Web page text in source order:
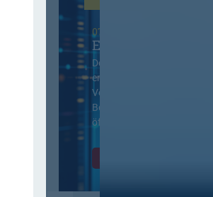
07. Oktober 2026 in Berlin
EVB-IT Thementag
Der Thementag für die
ergänzenden
Vertragsbedingungen von IT-
Beschaffung in der
öffentlichen Verwaltung